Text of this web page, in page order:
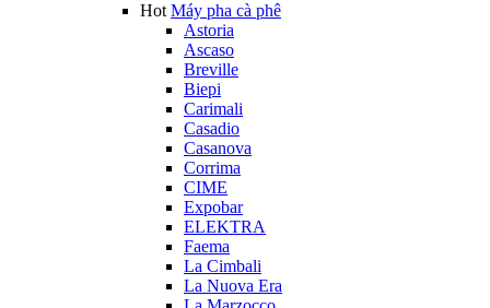
Hot Máy pha cà phê
Astoria
Ascaso
Breville
Biepi
Carimali
Casadio
Casanova
Corrima
CIME
Expobar
ELEKTRA
Faema
La Cimbali
La Nuova Era